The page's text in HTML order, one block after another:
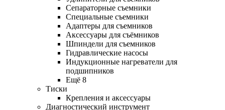
Сепараторные съемники
Специальные съемники
Адаптеры для съемников
Аксессуары для съёмников
Шпиндели для съемников
Гидравлические насосы
Индукционные нагреватели для
подшипников
Ещё 8
Тиски
Крепления и аксессуары
Диагностический инструмент